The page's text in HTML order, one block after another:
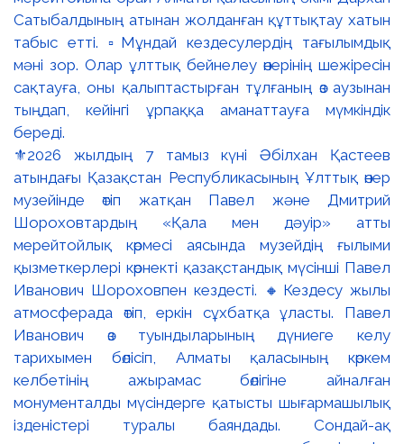
⚜️2026 жылдың 7 тамыз күні Әбілхан Қастеев
атындағы Қазақстан Республикасының Ұлттық өнер
музейінде өтіп жатқан Павел және Дмитрий
Шороховтардың «Қала мен дәуір» атты
мерейтойлық көрмесі аясында музейдің ғылыми
қызметкерлері көрнекті қазақстандық мүсінші Павел
Иванович Шороховпен кездесті. 🔸Кездесу жылы
атмосферада өтіп, еркін сұхбатқа ұласты. Павел
Иванович өз туындыларының дүниеге келу
тарихымен бөлісіп, Алматы қаласының көркем
келбетінің ажырамас бөлігіне айналған
монументалды мүсіндерге қатысты шығармашылық
ізденістері туралы баяндады. Сондай-ақ